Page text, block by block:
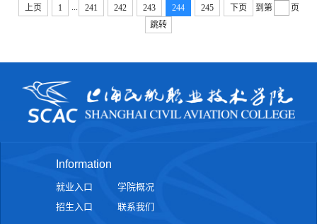
学生，有近130名学生报名参加面试。
&nbsp...
上页 1 ... 241 242 243 244 245 下页 到第
页
跳转
Information
就业入口
学院概况
招生入口
联系我们